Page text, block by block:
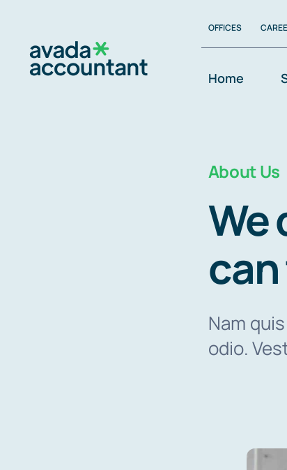
content
OFFICES
Home
About Us
We
Nam
odio.